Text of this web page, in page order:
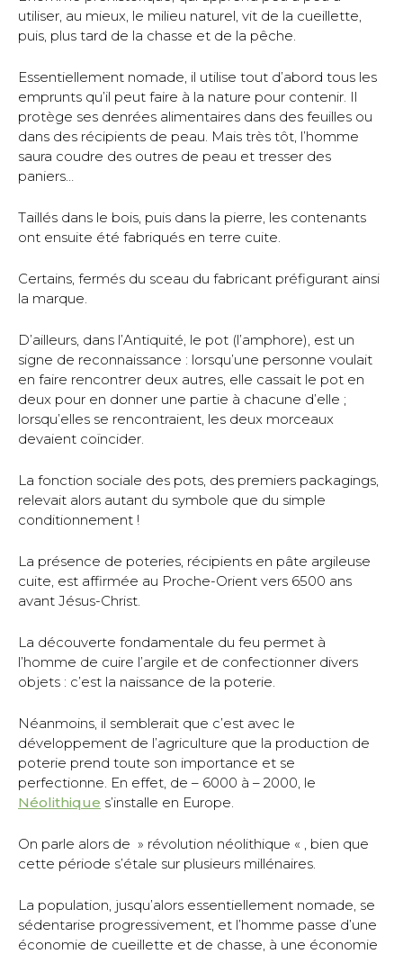
utiliser, au mieux, le milieu naturel, vit de la cueillette,
puis, plus tard de la chasse et de la pêche.
Essentiellement nomade, il utilise tout d’abord tous les
emprunts qu’il peut faire à la nature pour contenir. Il
protège ses denrées alimentaires dans des feuilles ou
dans des récipients de peau. Mais très tôt, l’homme
saura coudre des outres de peau et tresser des
paniers…
Taillés dans le bois, puis dans la pierre, les contenants
ont ensuite été fabriqués en terre cuite.
Certains, fermés du sceau du fabricant préfigurant ainsi
la marque.
D’ailleurs, dans l’Antiquité, le pot (l’amphore), est un
signe de reconnaissance : lorsqu’une personne voulait
en faire rencontrer deux autres, elle cassait le pot en
deux pour en donner une partie à chacune d’elle ;
lorsqu’elles se rencontraient, les deux morceaux
devaient coïncider.
La fonction sociale des pots, des premiers packagings,
relevait alors autant du symbole que du simple
conditionnement !
La présence de poteries, récipients en pâte argileuse
cuite, est affirmée au Proche-Orient vers 6500 ans
avant Jésus-Christ.
La découverte fondamentale du feu permet à
l’homme de cuire l’argile et de confectionner divers
objets : c’est la naissance de la poterie.
Néanmoins, il semblerait que c’est avec le
développement de l’agriculture que la production de
poterie prend toute son importance et se
perfectionne. En effet, de – 6000 à – 2000, le
Néolithique s’installe en Europe.
On parle alors de » révolution néolithique « , bien que
cette période s’étale sur plusieurs millénaires.
La population, jusqu’alors essentiellement nomade, se
sédentarise progressivement, et l’homme passe d’une
économie de cueillette et de chasse, à une économie